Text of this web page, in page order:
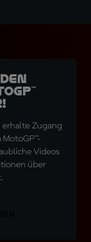
erhalte Zugang
Videos
über